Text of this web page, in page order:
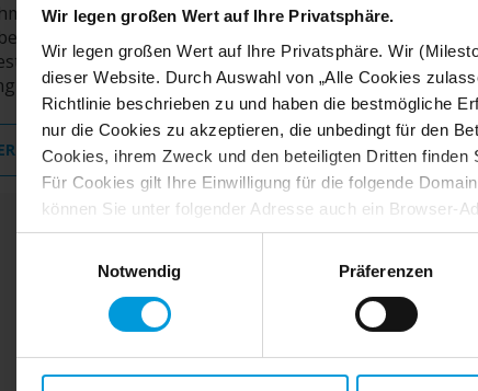
Wir legen großen Wert auf Ihre Privatsphäre.
Wir legen großen Wert auf Ihre Privatsphäre. Wir
dieser Website. Durch Auswahl von „Alle Cookies
Richtlinie beschrieben zu und haben die bestmögliche
nur die Cookies zu akzeptieren, die unbedingt für den
Cookies, ihrem Zweck und den beteiligten Dritten finden
Für Cookies gilt Ihre Einwilligung für die folgende
können Sie unter folgender Adresse auch ein Browser-
https://tools.google.com/dlpage/gaoptout?hl=en-GB.
Notwendig
Präferenzen
kann Gesichtserkennungssoftware eine zusätzliche
schaffen, den Zutritt zu eingeschränkt zugänglichen
die Kundenerfahrung verbessern und nach
erleichtern.
ANZEIGEN